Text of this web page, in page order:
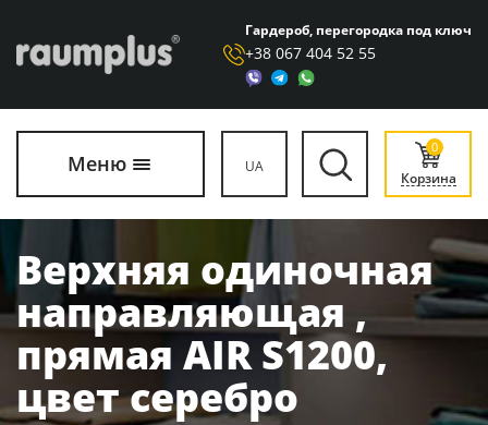
Гардероб, перегородка под ключ
+38 067 404 52 55
Меню UA
0
Корзина
Верхняя одиночная
направляющая ,
прямая AIR S1200,
цвет серебро